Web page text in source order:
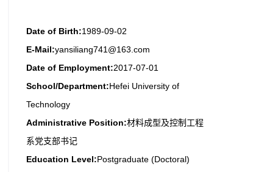
Date of Birth:1989-09-02
E-Mail:yansiliang741@163.com
Date of Employment:2017-07-01
School/Department:Hefei University of
Technology
Administrative Position:材料成型及控制工程
系党支部书记
Education Level:Postgraduate (Doctoral)